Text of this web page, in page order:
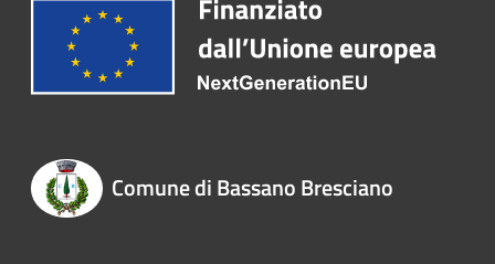
Comune di Bassano Bresciano